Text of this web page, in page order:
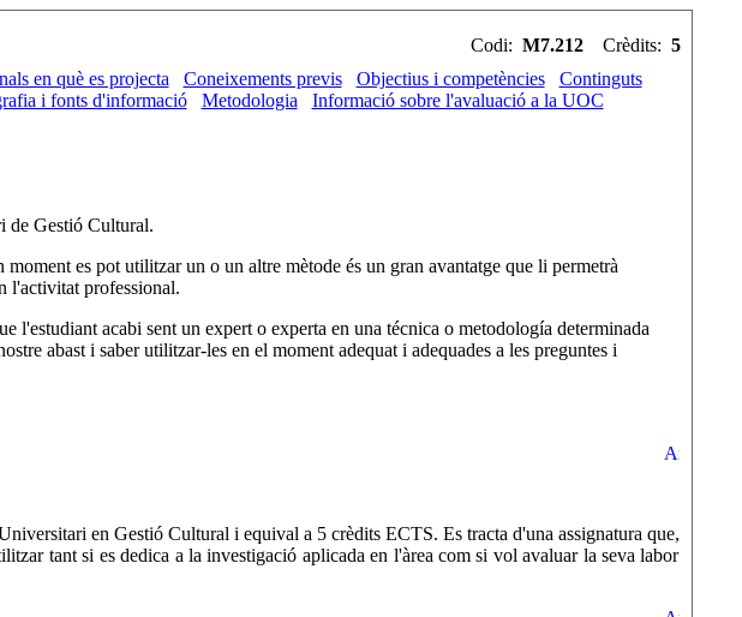
Codi: M7.212Crèdits: 5
en què es projecta Coneixements previs Objectius i competències
Continguts
i fonts d'informació Metodologia
Informació sobre l'avaluació a la UOC
de Gestió Cultural.
es pot utilitzar un o un altre mètode és un gran avantatge que li permetrà
l'activitat professional.
l'estudiant acabi sent un expert o experta en una técnica o metodología determinada
abast i saber utilitzar-les en el moment adequat i adequades a les preguntes i
en Gestió Cultural i equival a 5 crèdits ECTS. Es tracta d'una assignatura que,
tant si es dedica a la investigació aplicada en l'àrea com si vol avaluar la seva labor